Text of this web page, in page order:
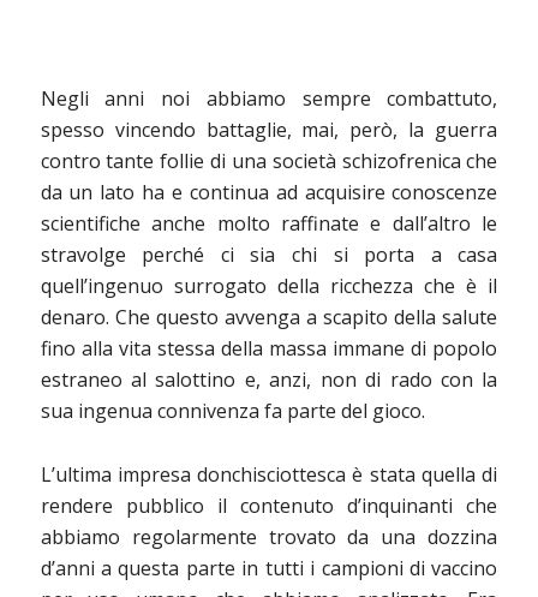
Negli anni noi abbiamo sempre combattuto,
spesso vincendo battaglie, mai, però, la guerra
contro tante follie di una società schizofrenica che
da un lato ha e continua ad acquisire conoscenze
scientifiche anche molto raffinate e dall’altro le
stravolge perché ci sia chi si porta a casa
quell’ingenuo surrogato della ricchezza che è il
denaro. Che questo avvenga a scapito della salute
fino alla vita stessa della massa immane di popolo
estraneo al salottino e, anzi, non di rado con la
sua ingenua connivenza fa parte del gioco.
L’ultima impresa donchisciottesca è stata quella di
rendere pubblico il contenuto d’inquinanti che
abbiamo regolarmente trovato da una dozzina
d’anni a questa parte in tutti i campioni di vaccino